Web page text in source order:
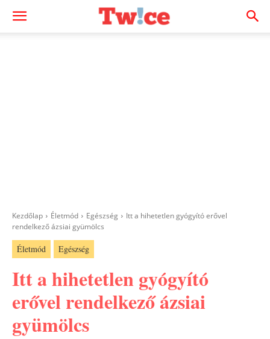
Kezdőlap Életmód Egészség
Itt a hihetetlen gyógyító erővel
rendelkező ázsiai gyümölcs
Életmód Egészség
Itt a hihetetlen gyógyító
erővel rendelkező ázsiai
gyümölcs